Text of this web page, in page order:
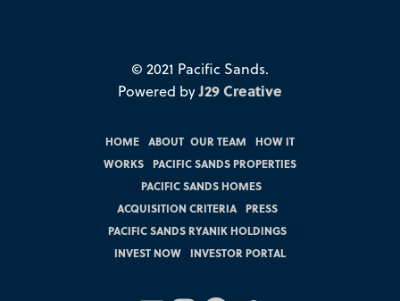
© 2021 Pacific Sands.
Powered byJ29 Creative
HOME ABOUT OUR TEAM
HOW IT
WORKS PACIFIC SANDS PROPERTIES
PACIFIC SANDS HOMES
ACQUISITION CRITERIA| PRESS|
PACIFIC SANDS RYANIK HOLDINGS|
INVEST NOW INVESTOR PORTAL